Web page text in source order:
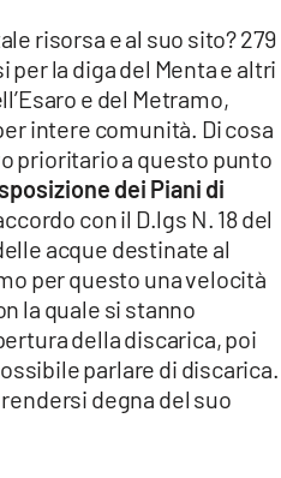
risorsa e al suo sito? 279
la diga del Menta e altri
e del Metramo,
intere comunità. Di cosa
prioritario a questo punto
dei Piani di
con il D.lgs N. 18 del
acque destinate al
per questo una velocità
la quale si stanno
della discarica, poi
parlare di discarica.
degna del suo